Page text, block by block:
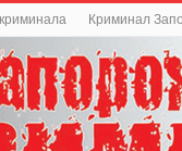
Криминал